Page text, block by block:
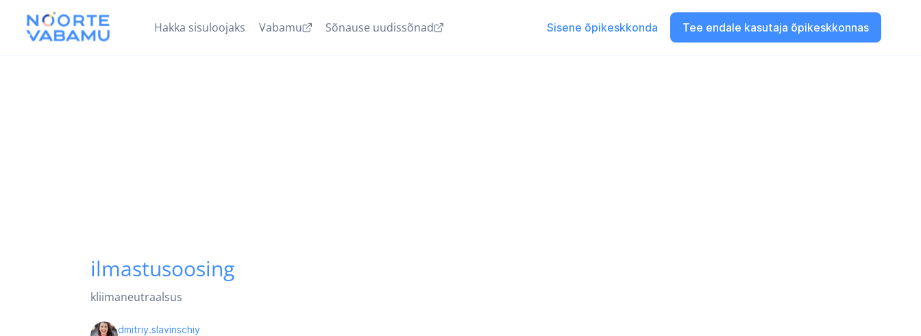
Hakka sisuloojaks Vabamu Sõnause uudissõnad Sisene õpikeskkonda Tee endale kasutaja õpikeskkonnas
ilmastusoosing
kliimaneutraalsus
dmitriy.slavinschiy